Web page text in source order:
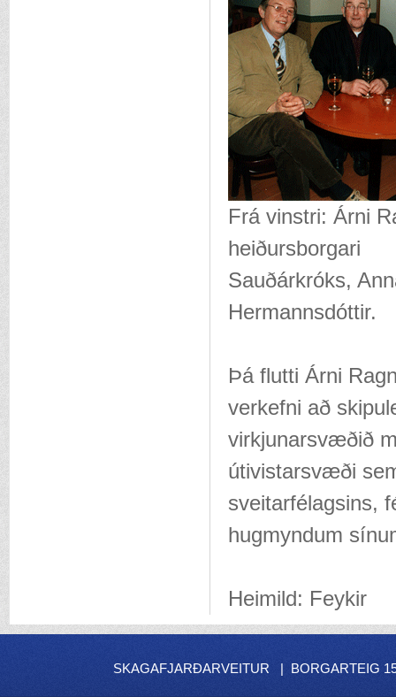
Frá vinstri: Árni
heiðursborgari
Sauðárkróks,
Hermannsdóttir.
Þá flutti Árni
verkefni að
virkjunarsvæðið
útivistarsvæði
sveitarfélagsins,
hugmyndum
Heimild: Feykir
SKAGAFJARÐARVEITUR | BORGARTEIG